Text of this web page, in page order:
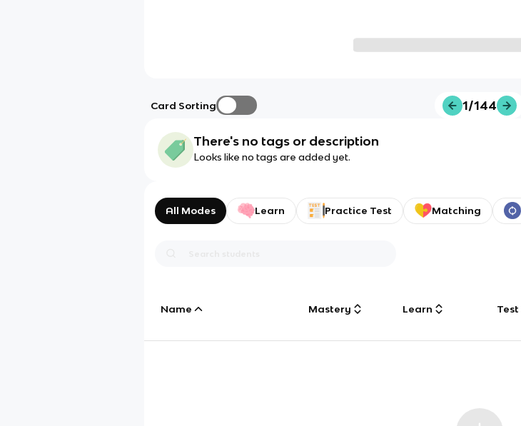
Card Sorting 1/144
There's no tags or description
Looks like no tags are added yet.
All Modes Learn Practice Test Matching
Name Mastery Learn Test